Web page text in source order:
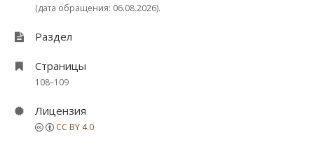
(дата обращения: 06.08.2026).
Раздел
Страницы
108–109
Лицензия
CC BY 4.0